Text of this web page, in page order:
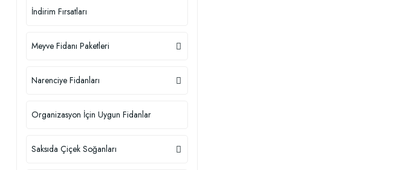
İndirim Fırsatları
Meyve Fidanı Paketleri
Narenciye Fidanları
Organizasyon İçin Uygun Fidanlar
Saksıda Çiçek Soğanları